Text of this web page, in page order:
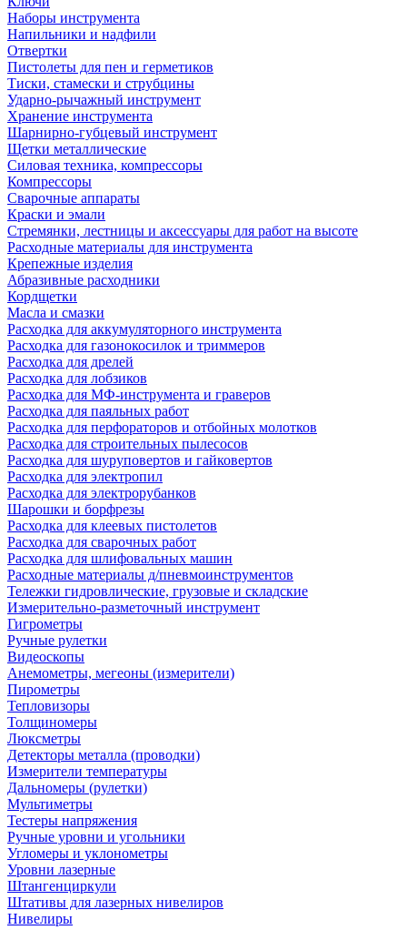
Наборы инструмента
Напильники и надфили
Отвертки
Пистолеты для пен и герметиков
Тиски, стамески и струбцины
Ударно-рычажный инструмент
Хранение инструмента
Шарнирно-губцевый инструмент
Щетки металлические
Силовая техника, компрессоры
Компрессоры
Сварочные аппараты
Краски и эмали
Стремянки, лестницы и аксессуары для работ на высоте
Расходные материалы для инструмента
Крепежные изделия
Абразивные расходники
Кордщетки
Масла и смазки
Расходка для аккумуляторного инструмента
Расходка для газонокосилок и триммеров
Расходка для дрелей
Расходка для лобзиков
Расходка для МФ-инструмента и граверов
Расходка для паяльных работ
Расходка для перфораторов и отбойных молотков
Расходка для строительных пылесоcов
Расходка для шуруповертов и гайковертов
Расходка для электропил
Расходка для электрорубанков
Шарошки и борфрезы
Расходка для клеевых пистолетов
Расходка для сварочных работ
Расходка для шлифовальных машин
Расходные материалы д/пневмоинструментов
Тележки гидровлические, грузовые и складские
Измерительно-разметочный инструмент
Гигрометры
Ручные рулетки
Видеоскопы
Анемометры, мегеоны (измерители)
Пирометры
Тепловизоры
Толщиномеры
Люксметры
Детекторы металла (проводки)
Измерители температуры
Дальномеры (рулетки)
Мультиметры
Тестеры напряжения
Ручные уровни и угольники
Угломеры и уклонометры
Уровни лазерные
Штангенциркули
Штативы для лазерных нивелиров
Нивелиры